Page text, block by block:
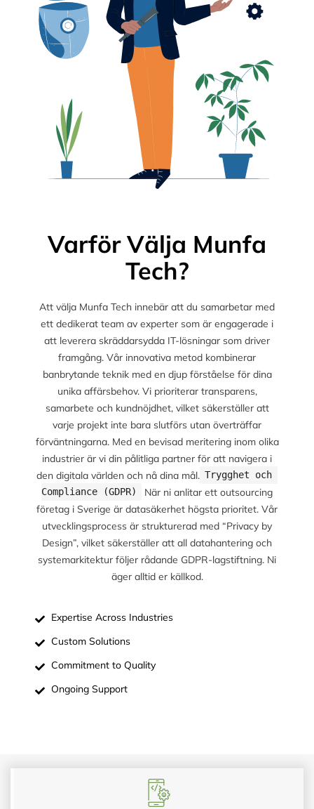
Varför Välja Munfa
Tech?
Att välja Munfa Tech innebär att du samarbetar med
ett dedikerat team av experter som är engagerade i
att leverera skräddarsydda IT-lösningar som driver
framgång. Vår innovativa metod kombinerar
banbrytande teknik med en djup förståelse för dina
unika affärsbehov. Vi prioriterar transparens,
samarbete och kundnöjdhet, vilket säkerställer att
varje projekt inte bara slutförs utan överträffar
förväntningarna. Med en bevisad meritering inom olika
industrier är vi din pålitliga partner för att navigera i
den digitala världen och nå dina mål. Trygghet och
Compliance (GDPR)
När ni anlitar ett outsourcing
företag i Sverige är datasäkerhet högsta prioritet. Vår
utvecklingsprocess är strukturerad med “Privacy by
Design”, vilket säkerställer att all datahantering och
systemarkitektur följer rådande GDPR-lagstiftning. Ni
äger alltid er källkod.
Expertise Across Industries
Custom Solutions
Commitment to Quality
Ongoing Support